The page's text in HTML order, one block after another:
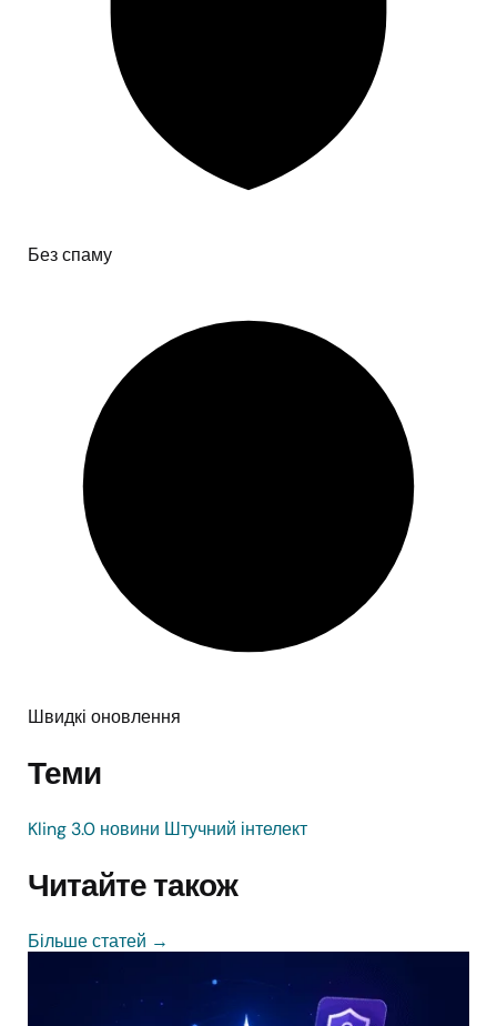
Без спаму
Швидкі оновлення
Теми
Kling 3.0 новини Штучний інтелект
Читайте також
Більше статей →